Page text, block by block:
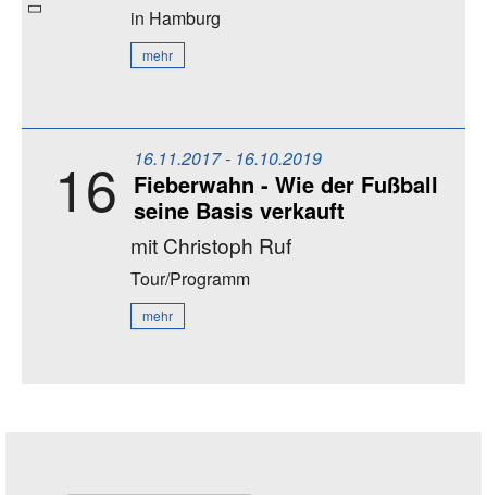
in Hamburg
mehr
16 16.11.2017 - 16.10.2019
Fieberwahn - Wie der Fußball
seine Basis verkauft
mit Christoph Ruf
Tour/Programm
mehr